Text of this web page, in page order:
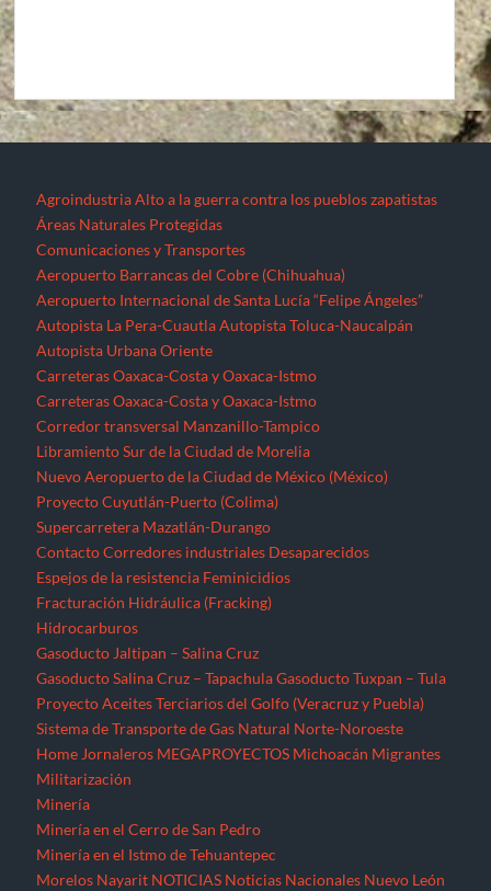
Agroindustria Alto a la guerra contra los pueblos zapatistas
Áreas Naturales Protegidas
Comunicaciones y Transportes
Aeropuerto Barrancas del Cobre (Chihuahua)
Aeropuerto Internacional de Santa Lucía “Felipe Ángeles”
Autopista La Pera-Cuautla Autopista Toluca-Naucalpán
Autopista Urbana Oriente
Carreteras Oaxaca-Costa y Oaxaca-Istmo
Carreteras Oaxaca-Costa y Oaxaca-Istmo
Corredor transversal Manzanillo-Tampico
Libramiento Sur de la Ciudad de Morelia
Nuevo Aeropuerto de la Ciudad de México (México)
Proyecto Cuyutlán-Puerto (Colima)
Supercarretera Mazatlán-Durango
Contacto Corredores industriales Desaparecidos
Espejos de la resistencia Feminicidios
Fracturación Hidráulica (Fracking)
Hidrocarburos
Gasoducto Jaltipan – Salina Cruz
Gasoducto Salina Cruz – Tapachula Gasoducto Tuxpan – Tula
Proyecto Aceites Terciarios del Golfo (Veracruz y Puebla)
Sistema de Transporte de Gas Natural Norte-Noroeste
Home Jornaleros MEGAPROYECTOS Michoacán Migrantes
Militarización
Minería
Minería en el Cerro de San Pedro
Minería en el Istmo de Tehuantepec
Morelos Nayarit NOTICIAS Noticias Nacionales Nuevo León